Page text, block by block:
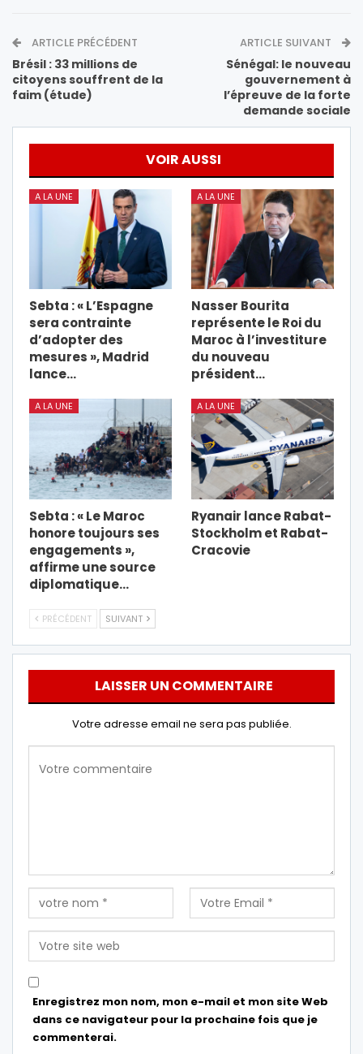
ARTICLE PRÉCÉDENT
Brésil : 33 millions de
citoyens souffrent de la
faim (étude)
ARTICLE SUIVANT
Sénégal: le nouveau
gouvernement à
l’épreuve de la forte
demande sociale
VOIR AUSSI
A LA UNE
Sebta : « L’Espagne
sera contrainte
d’adopter des
mesures », Madrid
lance…
A LA UNE
Nasser Bourita
représente le Roi du
Maroc à l’investiture
du nouveau
président…
A LA UNE
Sebta : « Le Maroc
honore toujours ses
engagements »,
affirme une source
diplomatique…
A LA UNE
Ryanair lance Rabat-
Stockholm et Rabat-
Cracovie
PRÉCÉDENT SUIVANT
LAISSER UN COMMENTAIRE
Votre adresse email ne sera pas publiée.
Enregistrez mon nom, mon e-mail et mon site Web
dans ce navigateur pour la prochaine fois que je
commenterai.